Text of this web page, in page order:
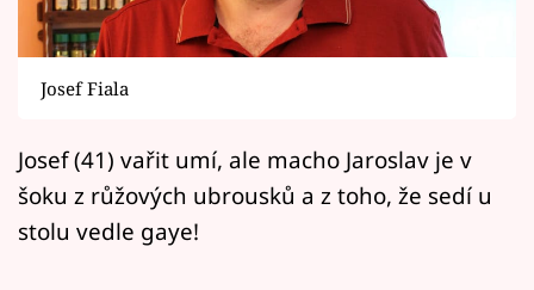
Sledujte prima+
Filmový festival Karlovy Vary
Pořady
Mámy sobě
Josef Fiala
Josef (41) vařit umí, ale macho Jaroslav je v
šoku z růžových ubrousků a z toho, že sedí u
stolu vedle gaye!